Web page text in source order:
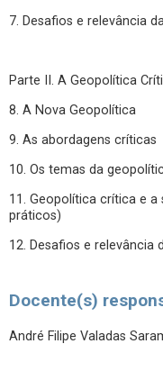
7. Desafios e relevância
Parte II. A Geopolítica
8. A Nova Geopolítica
9. As abordagens críticas
10. Os temas da
11. Geopolítica crítica e
práticos)
12. Desafios e relevância
Docente(s)
André Filipe Valadas